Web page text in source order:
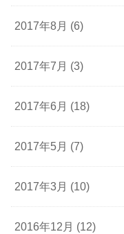
2017年8月 (6)
2017年7月 (3)
2017年6月 (18)
2017年5月 (7)
2017年3月 (10)
2016年12月 (12)